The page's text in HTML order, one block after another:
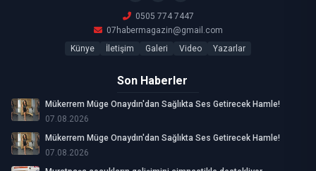
0505 774 7447
07habermagazin@gmail.com
Künye
İletişim Galeri Video Yazarlar
Son Haberler
Mükerrem Müge Onaydın'dan Sağlıkta Ses Getirecek Hamle!
07.08.2026
Mükerrem Müge Onaydın'dan Sağlıkta Ses Getirecek Hamle!
07.08.2026